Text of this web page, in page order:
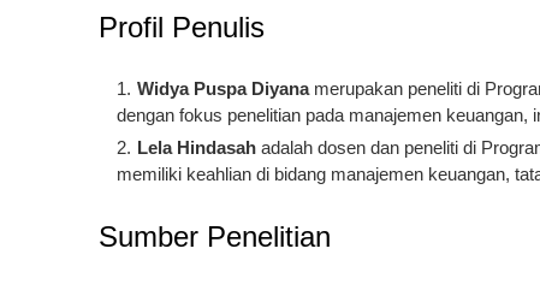
Profil Penulis
Widya Puspa Diyanamerupakan peneliti di
dengan fokus penelitian pada manajemen keuangan,
Lela Hindasah adalah dosen dan peneliti di
memiliki keahlian di bidang manajemen keuangan,
Sumber Penelitian